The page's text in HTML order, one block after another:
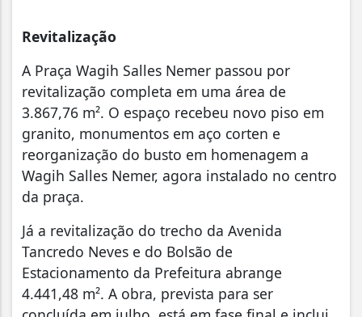
Revitalização
A Praça Wagih Salles Nemer passou por
revitalização completa em uma área de
3.867,76 m². O espaço recebeu novo piso em
granito, monumentos em aço corten e
reorganização do busto em homenagem a
Wagih Salles Nemer, agora instalado no centro
da praça.
Já a revitalização do trecho da Avenida
Tancredo Neves e do Bolsão de
Estacionamento da Prefeitura abrange
4.441,48 m². A obra, prevista para ser